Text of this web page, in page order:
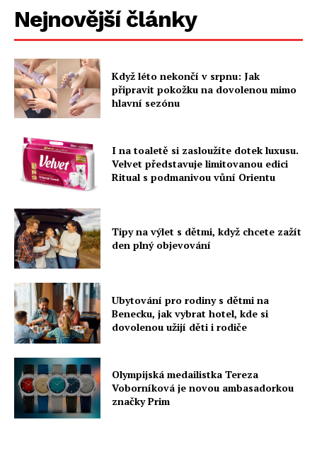
Nejnovější články
Když léto nekončí v srpnu: Jak
připravit pokožku na dovolenou mimo
hlavní sezónu
I na toaletě si zasloužíte dotek luxusu.
Velvet představuje limitovanou edici
Ritual s podmanivou vůní Orientu
Tipy na výlet s dětmi, když chcete zažít
den plný objevování
Ubytování pro rodiny s dětmi na
Benecku, jak vybrat hotel, kde si
dovolenou užijí děti i rodiče
Olympijská medailistka Tereza
Voborníková je novou ambasadorkou
značky Prim